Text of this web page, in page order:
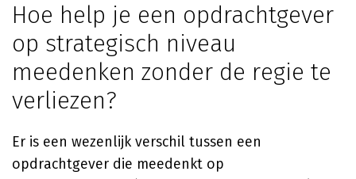
Hoe help je een opdrachtgever
op strategisch niveau
meedenken zonder de regie te
verliezen?
Er is een wezenlijk verschil tussen een
opdrachtgever die meedenkt op